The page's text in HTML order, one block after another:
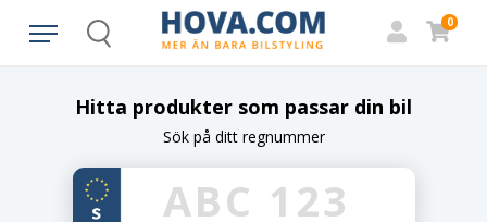
Search
0
Hitta produkter som passar din bil
Sök på ditt regnummer